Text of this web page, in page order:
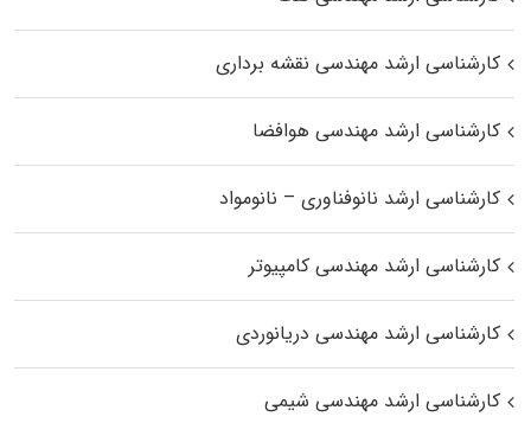
کارشناسی ارشد مهندسی نقشه برداری
کارشناسی ارشد مهندسی هوافضا
کارشناسی ارشد نانوفناوری – نانومواد
کارشناسی ارشد مهندسی کامپیوتر
کارشناسی ارشد مهندسی دریانوردی
کارشناسی ارشد مهندسی شیمی